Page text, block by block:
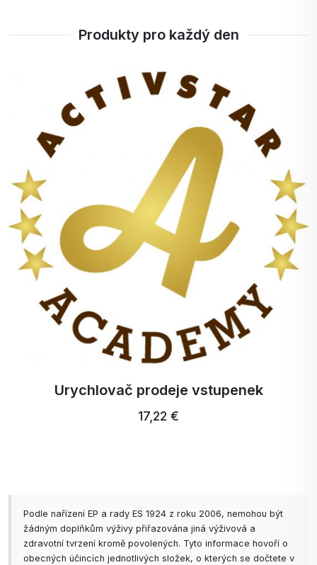
Produkty pro každý den
Urychlovač prodeje vstupenek
17,22 €
Podle nařízení EP a rady ES 1924 z roku 2006, nemohou být
žádným doplňkům výživy přiřazována jiná výživová a
zdravotní tvrzení kromě povolených. Tyto informace hovoří o
obecných účincích jednotlivých složek, o kterých se dočtete v